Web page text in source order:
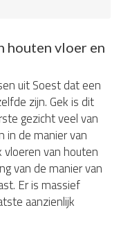
houten vloer en
uit Soest dat een
zijn. Gek is dit
gezicht veel van
in de manier van
vloeren van houten
van de manier van
Er is massief
aanzienlijk